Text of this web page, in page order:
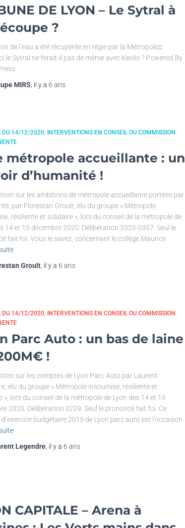
DE LYON – Le Sytral à
?
de l’eau a été récupérée en régie par la Métropole‡:
le Sytral ne ferait-il pas de même avec Keolis ? Powered By
MIRS , il y a 6 ans
DU 14/12/2020
INTERVENTIONS EN CONSEIL OU COMMISSION
métropole accueillante : un
d’humanité !
sur les ambitions de métropole accueillante portées par
par Florestan Groult, élu du groupe « Métropole
résiliente et solidaire », lors du conseil de la métropole de
14 et 15 décembre 2020. Délibération 2020-0357. Seul le
fait foi. Vous le savez, concernant le collège Maurice
Groult , il y a 6 ans
DU 14/12/2020
INTERVENTIONS EN CONSEIL OU COMMISSION
Parc Auto : un bas de laine
!
sur les comptes de Lyon Parc Auto par Laurent
élu du groupe « Métropole insoumise, résiliente et
», lors du conseil de la métropole de Lyon des 14 et 15
2020. Délibération 0229. Seul le prononcé fait foi. Ce
budgétaire 2019 de Lyon parc auto est l’occasion
Legendre , il y a 6 ans
CAPITALE – Arena à